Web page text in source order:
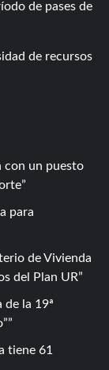
de pases de
de recursos
con un puesto
para
de Vivienda
del Plan UR
de la 19ª
tiene 61